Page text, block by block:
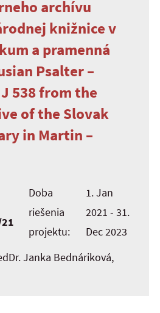
archívu
knižnice v
a pramenná
Psalter –
538 from the
of the Slovak
in Martin –
Doba
riešenia
projektu:
1. Jan
2021 - 31.
Dec 2023
Janka Bednáriková,